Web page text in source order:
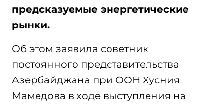
предсказуемые энергетические
рынки.
Об этом заявила советник
постоянного представительства
Азербайджана при ООН Хусния
Мамедова в ходе выступления на